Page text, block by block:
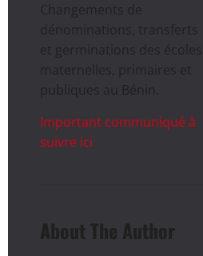
Changements de
dénominations, transferts
et germinations des écoles
maternelles, primaires et
publiques au Bénin.
Important communiqué à
suivre ici
About The Author